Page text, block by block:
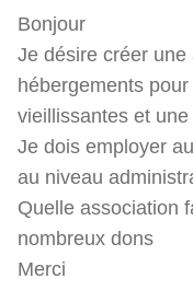
Bonjour
Je désire créer
hébergements
vieillissantes et
Je dois employer
au niveau
Quelle association
nombreux dons
Merci